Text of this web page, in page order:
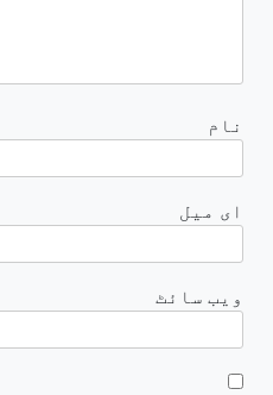
نام
ای میل
ویب‌ سائٹ